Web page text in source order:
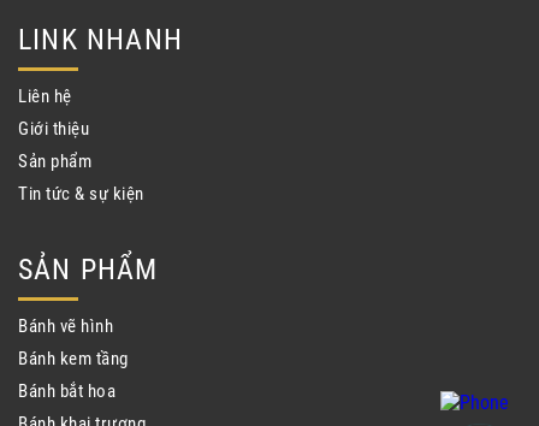
LINK NHANH
Liên hệ
Giới thiệu
Sản phẩm
Tin tức & sự kiện
SẢN PHẨM
Bánh vẽ hình
Bánh kem tầng
Bánh bắt hoa